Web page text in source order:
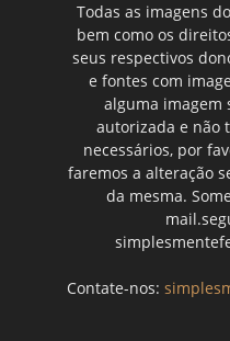
Todas as imagens
bem como os
seus respectivos
e fontes com
alguma imagem
autorizada e não
necessários, por
faremos a alteração
da mesma.
Contate-nos: